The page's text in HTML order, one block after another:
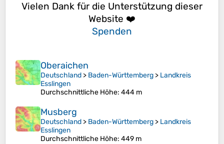
Vielen Dank für die Unterstützung dieser
Website ❤️
Spenden
Oberaichen
Deutschland > Baden-Württemberg > Landkreis
Esslingen
Durchschnittliche Höhe: 444 m
Musberg
Deutschland > Baden-Württemberg > Landkreis
Esslingen
Durchschnittliche Höhe: 449 m